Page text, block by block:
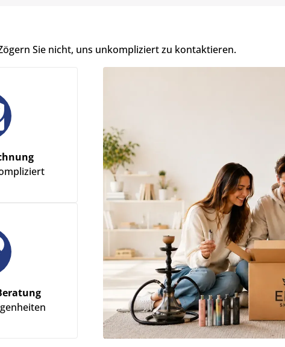
Sie nicht, uns unkompliziert zu kontaktieren.